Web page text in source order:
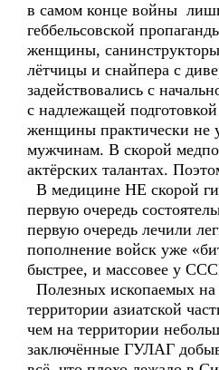
в самом конце войны
геббельсовской
женщины,
лётчицы и снайпера с
задействовались с
с надлежащей
женщины практически не
мужчинам. В скорой
актёрских талантах.
В медицине НЕ скорой
первую очередь
первую очередь лечили
пополнение войск уже
быстрее, и массовее у
Полезных ископаемых на
территории азиатской
чем на территории
заключённые ГУЛАГ